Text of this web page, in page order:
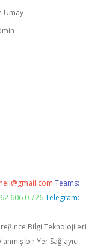
Umay
Teams:
606 0 726 Telegram:
Bilgi Teknolojileri
bir Yer Sağlayıcı